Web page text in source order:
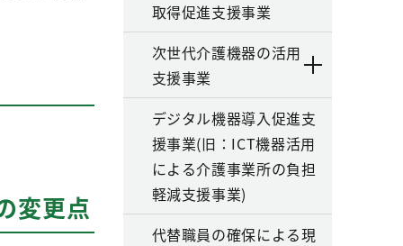
変更点
取得促進支援事業
次世代介護機器の活用
支援事業
デジタル機器導入促進支
援事業(旧：ICT機器活用
による介護事業所の負担
軽減支援事業)
代替職員の確保による現